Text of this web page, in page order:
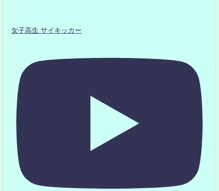
女子高生 サイキッカー